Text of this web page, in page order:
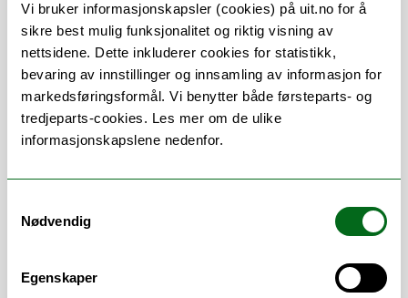
Vi bruker informasjonskapsler (cookies) på uit.no for å
sikre best mulig funksjonalitet og riktig visning av
nettsidene. Dette inkluderer cookies for statistikk,
bevaring av innstillinger og innsamling av informasjon for
markedsføringsformål. Vi benytter både førsteparts- og
tredjeparts-cookies. Les mer om de ulike
informasjonskapslene nedenfor.
Nødvendig
Egenskaper
Stillingsbeskrivelse
Doktorgradsstipendiat i
doktorgradsavhandling om
med vekt på samfunnsdimensjonen. I
omstilling av flåten.